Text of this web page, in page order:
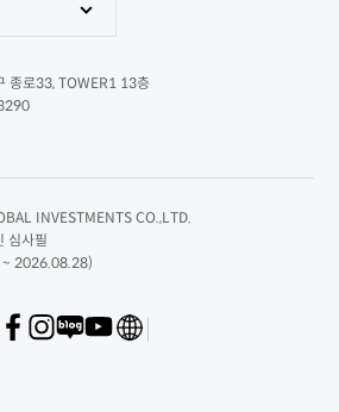
종로33, TOWER1 13층
INVESTMENTS CO.,LTD.
심사필
2026.08.28)